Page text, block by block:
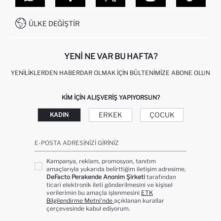
SITEMAP
İŞLEM REHBERI
KAMPANYALAR
0850 333 22 86
ÜLKE DEĞIŞTIR
YENI NE VAR BU HAFTA?
YENILIKLERDEN HABERDAR OLMAK İÇIN BÜLTENIMIZE ABONE OLUN
KIM IÇIN ALIŞVERIŞ YAPIYORSUN?
KADIN ERKEK ÇOCUK
E-POSTA ADRESINIZI GIRINIZ
Kampanya, reklam, promosyon, tanıtım
amaçlarıyla yukarıda belirttiğim iletişim adresime,
DeFacto Perakende Anonim Şirketi tarafından
ticari elektronik ileti gönderilmesini ve kişisel
verilerimin bu amaçla işlenmesini ETK
Bilgilendirme Metni’nde açıklanan kurallar
çerçevesinde kabul ediyorum.